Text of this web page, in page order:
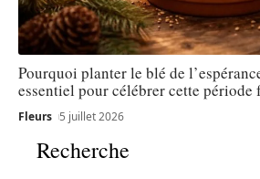
Pourquoi planter le blé de
essentiel pour célébrer cette période
Fleurs 5 juillet 2026
Recherche